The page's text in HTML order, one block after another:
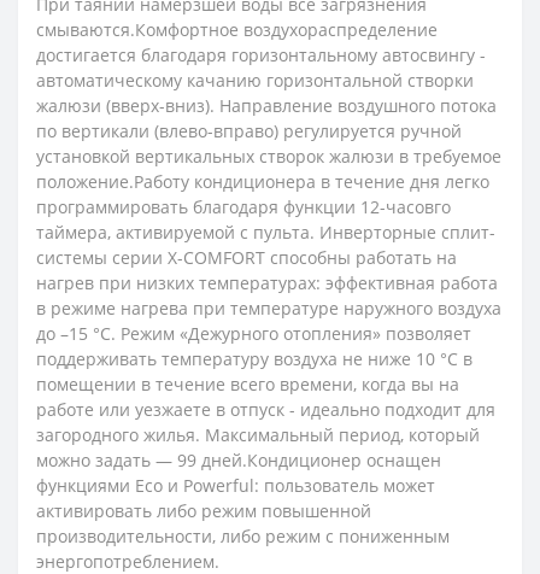
смываются.Комфортное воздухораспределение
достигается благодаря горизонтальному автосвингу -
автоматическому качанию горизонтальной створки
жалюзи (вверх-вниз). Направление воздушного потока
по вертикали (влево-вправо) регулируется ручной
установкой вертикальных створок жалюзи в требуемое
положение.Работу кондиционера в течение дня легко
программировать благодаря функции 12-часовго
таймера, активируемой с пульта. Инверторные сплит-
системы серии X-COMFORT способны работать на
нагрев при низких температурах: эффективная работа
в режиме нагрева при температуре наружного воздуха
до –15 °C. Режим «Дежурного отопления» позволяет
поддерживать температуру воздуха не ниже 10 °C в
помещении в течение всего времени, когда вы на
работе или уезжаете в отпуск - идеально подходит для
загородного жилья. Максимальный период, который
можно задать — 99 дней.Кондиционер оснащен
функциями Eco и Powerful: пользователь может
активировать либо режим повышенной
производительности, либо режим с пониженным
энергопотреблением.